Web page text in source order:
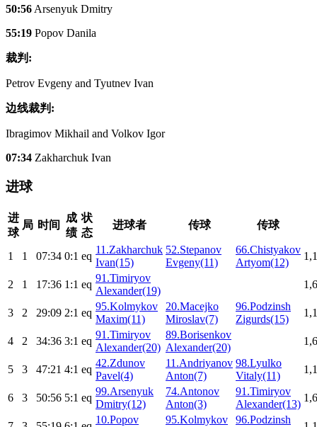
50:56 Arsenyuk Dmitry
55:19 Popov Danila
裁判:
Petrov Evgeny and Tyutnev Ivan
边线裁判:
Ibragimov Mikhail and Volkov Igor
07:34 Zakharchuk Ivan
进球
进
球
局 时间
成
绩
状
态
进球者 传球 传球
1 1 07:34 0:1 eq
11.Zakharchuk
Ivan(15)
52.Stepanov
Evgeny(11)
66.Chistyakov
Artyom(12)
2 1 17:36 1:1 eq
91.Timiryov
Alexander(19)
3 2 29:09 2:1 eq
95.Kolmykov
Maxim(11)
20.Macejko
Miroslav(7)
96.Podzinsh
Zigurds(15)
4 2 34:36 3:1 eq
91.Timiryov
Alexander(20)
89.Borisenkov
Alexander(20)
5 3 47:21 4:1 eq
42.Zdunov
Pavel(4)
11.Andriyanov
Anton(7)
98.Lyulko
Vitaly(11)
6 3 50:56 5:1 eq
99.Arsenyuk
Dmitry(12)
74.Antonov
Anton(3)
91.Timiryov
Alexander(13)
10.Popov
95.Kolmykov
96.Podzinsh